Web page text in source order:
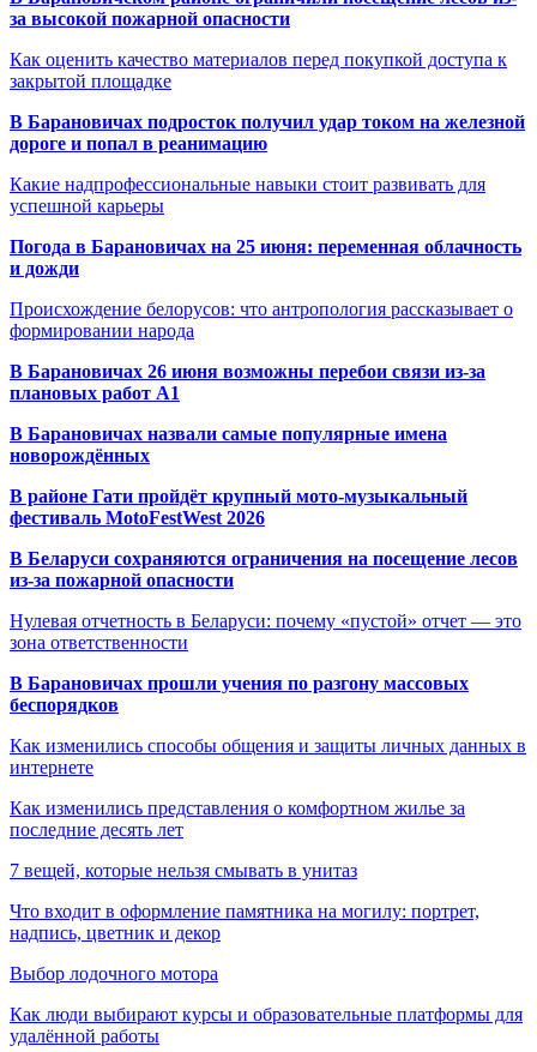
за высокой пожарной опасности
Как оценить качество материалов перед покупкой доступа к
закрытой площадке
В Барановичах подросток получил удар током на железной
дороге и попал в реанимацию
Какие надпрофессиональные навыки стоит развивать для
успешной карьеры
Погода в Барановичах на 25 июня: переменная облачность
и дожди
Происхождение белорусов: что антропология рассказывает о
формировании народа
В Барановичах 26 июня возможны перебои связи из-за
плановых работ A1
В Барановичах назвали самые популярные имена
новорождённых
В районе Гати пройдёт крупный мото-музыкальный
фестиваль MotoFestWest 2026
В Беларуси сохраняются ограничения на посещение лесов
из-за пожарной опасности
Нулевая отчетность в Беларуси: почему «пустой» отчет — это
зона ответственности
В Барановичах прошли учения по разгону массовых
беспорядков
Как изменились способы общения и защиты личных данных в
интернете
Как изменились представления о комфортном жилье за
последние десять лет
7 вещей, которые нельзя смывать в унитаз
Что входит в оформление памятника на могилу: портрет,
надпись, цветник и декор
Выбор лодочного мотора
Как люди выбирают курсы и образовательные платформы для
удалённой работы